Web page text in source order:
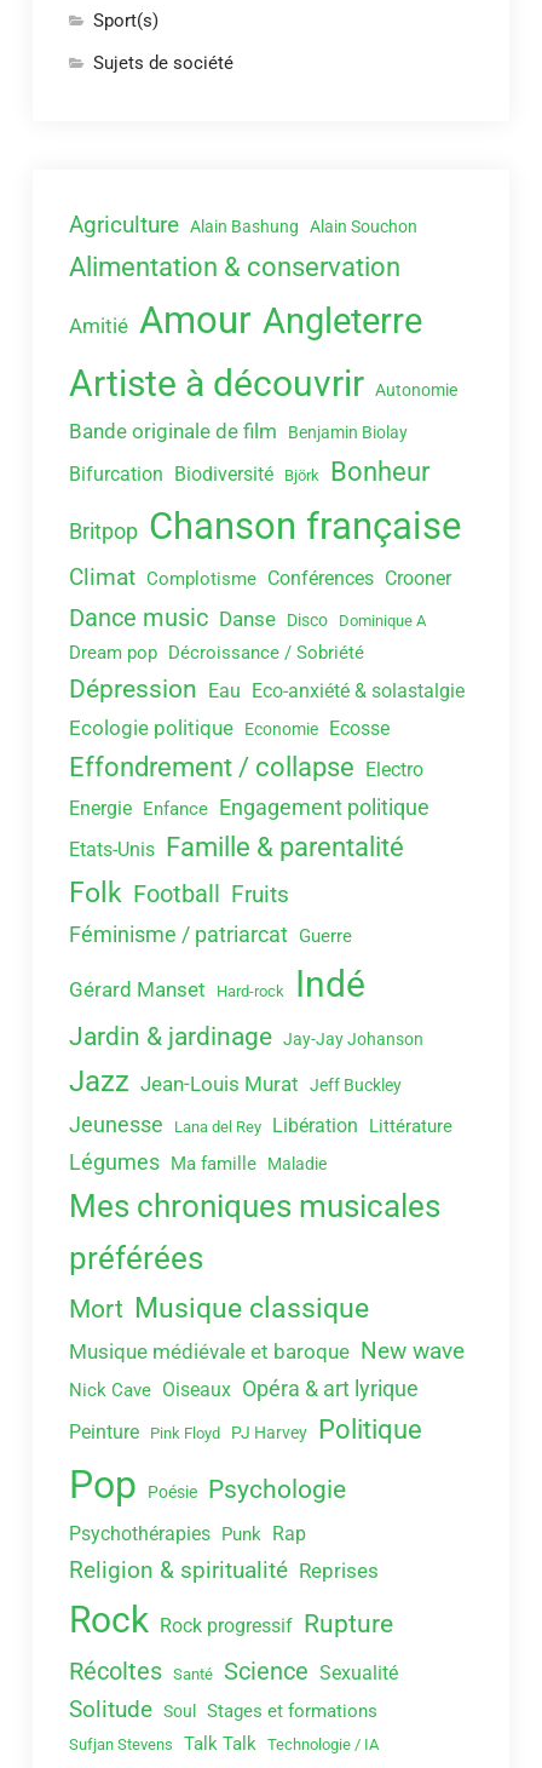
Sport(s)
Sujets de société
Agriculture Alain Bashung Alain Souchon
Alimentation & conservation
Amitié Amour Angleterre
Artiste à découvrir Autonomie
Bande originale de film Benjamin Biolay
Bifurcation Biodiversité Björk Bonheur
Britpop Chanson française
Climat Complotisme Conférences Crooner
Dance music Danse Disco Dominique A
Dream pop Décroissance / Sobriété
Dépression Eau Eco-anxiété & solastalgie
Ecologie politique Economie Ecosse
Effondrement / collapse Electro
Energie Enfance Engagement politique
Etats-Unis Famille & parentalité
Folk Football Fruits
Féminisme / patriarcat Guerre
Gérard Manset Hard-rock Indé
Jardin & jardinage Jay-Jay Johanson
Jazz Jean-Louis Murat Jeff Buckley
Jeunesse Lana del Rey Libération Littérature
Légumes Ma famille Maladie
Mes chroniques musicales
préférées
Mort Musique classique
Musique médiévale et baroque New wave
Nick Cave Oiseaux Opéra & art lyrique
Peinture Pink Floyd PJ Harvey Politique
Pop Poésie Psychologie
Psychothérapies Punk Rap
Religion & spiritualité Reprises
Rock Rock progressif Rupture
Récoltes Santé Science Sexualité
Solitude Soul Stages et formations
Sufjan Stevens Talk Talk Technologie / IA